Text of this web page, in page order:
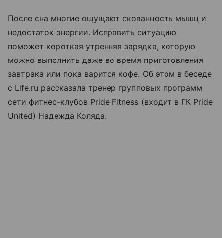
После сна многие ощущают скованность мышц и
недостаток энергии. Исправить ситуацию
поможет короткая утренняя зарядка, которую
можно выполнить даже во время приготовления
завтрака или пока варится кофе. Об этом в беседе
с Life.ru рассказала тренер групповых программ
сети фитнес-клубов Pride Fitness (входит в ГК Pride
United) Надежда Коляда.